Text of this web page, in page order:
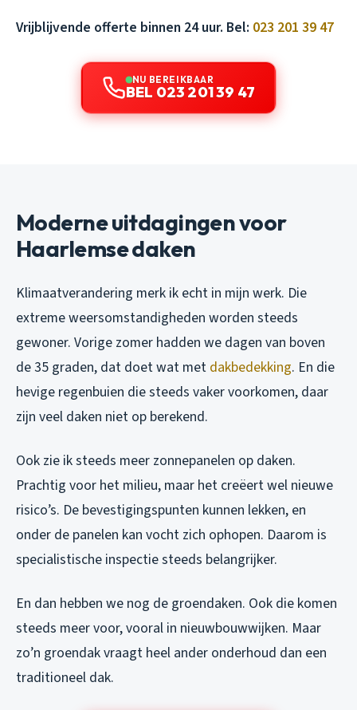
Vrijblijvende offerte binnen 24 uur. Bel: 023 201 39 47
NU BEREIKBAAR
BEL 023 201 39 47
Moderne uitdagingen voor
Haarlemse daken
Klimaatverandering merk ik echt in mijn werk. Die
extreme weersomstandigheden worden steeds
gewoner. Vorige zomer hadden we dagen van boven
de 35 graden, dat doet wat met dakbedekking. En die
hevige regenbuien die steeds vaker voorkomen, daar
zijn veel daken niet op berekend.
Ook zie ik steeds meer zonnepanelen op daken.
Prachtig voor het milieu, maar het creëert wel nieuwe
risico’s. De bevestigingspunten kunnen lekken, en
onder de panelen kan vocht zich ophopen. Daarom is
specialistische inspectie steeds belangrijker.
En dan hebben we nog de groendaken. Ook die komen
steeds meer voor, vooral in nieuwbouwwijken. Maar
zo’n groendak vraagt heel ander onderhoud dan een
traditioneel dak.